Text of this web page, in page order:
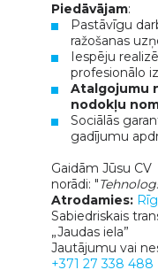
Piedāvājam:
Pastāvīgu
ražošanas
Iespēju
profesionālo
Atalgojumu
nodokļu
Sociālās
gadījumu
Gaidām Jūsu
norādi: "
Atrodamies:
Sabiedriskais
„Jaudas iela”
Jautājumu vai
+371 27 338 488